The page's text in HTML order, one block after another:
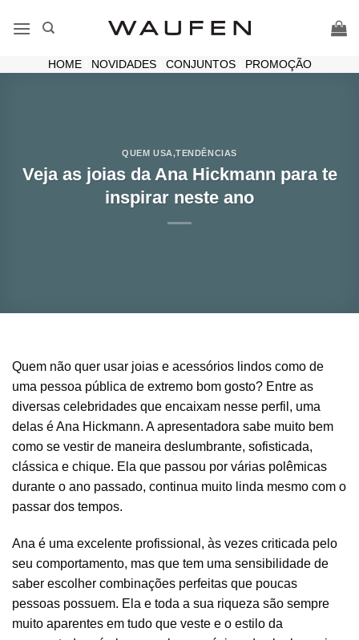
HOME| NOVIDADES| CONJUNTOS| PROMOÇÃO
QUEM USA,TENDÊNCIAS
Veja as joias da Ana Hickmann para te
inspirar neste ano
Quem não quer usar joias e acessórios lindos como de
uma pessoa pública de extremo bom gosto? Entre as
diversas celebridades que encaixam nesse perfil, uma
delas é Ana Hickmann. A apresentadora sabe muito bem
como se vestir de maneira deslumbrante, sofisticada,
clássica e chique. Ela que passou por várias polêmicas
durante o ano passado, continua muito linda mesmo com o
passar dos tempos.
Ana é uma excelente profissional, às vezes criticada pelo
seu comportamento, mas que tem uma sensibilidade de
saber escolher combinações perfeitas que poucas
pessoas possuem. Ela e toda a sua riqueza são sempre
muito aparentes em tudo que veste e o estilo da